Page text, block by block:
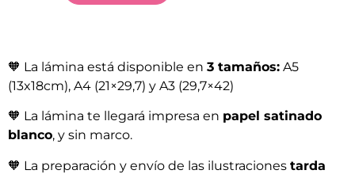
🧡 La lámina está disponible en 3 tamaños: A5
(13x18cm), A4 (21×29,7) y A3 (29,7×42)
🧡 La lámina te llegará impresa en papel satinado
blanco, y sin marco.
🧡 La preparación y envío de las ilustraciones tarda